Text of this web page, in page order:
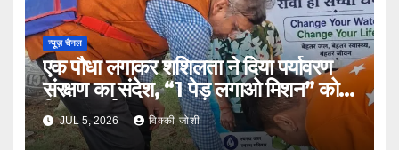
न्यूज़ चैनल
एक पौधा लगाकर शशिलता ने दिया पर्यावरण
संरक्षण का संदेश, “1 पेड़ लगाओ मिशन” को
मिला समर्थन
JUL 5, 2026 विक्की जोशी